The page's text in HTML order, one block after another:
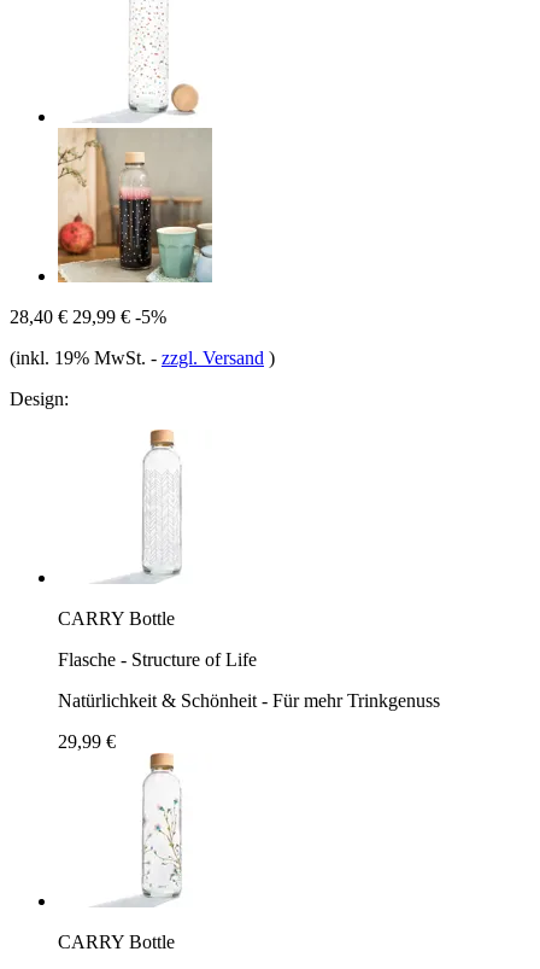
28,40 € 29,99 € -5%
(inkl. 19% MwSt. - zzgl. Versand )
Design:
CARRY Bottle
Flasche - Structure of Life
Natürlichkeit & Schönheit - Für mehr Trinkgenuss
29,99 €
CARRY Bottle